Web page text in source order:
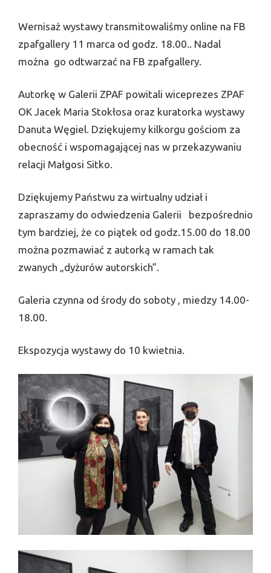
Wernisaż wystawy transmitowaliśmy online na FB
zpafgallery 11 marca od godz. 18.00.. Nadal
można go odtwarzać na FB zpafgallery.
Autorkę w Galerii ZPAF powitali wiceprezes ZPAF
OK Jacek Maria Stokłosa oraz kuratorka wystawy
Danuta Węgiel. Dziękujemy kilkorgu gościom za
obecność i wspomagającej nas w przekazywaniu
relacji Małgosi Sitko.
Dziękujemy Państwu za wirtualny udział i
zapraszamy do odwiedzenia Galerii bezpośrednio
tym bardziej, że co piątek od godz.15.00 do 18.00
można pozmawiać z autorką w ramach tak
zwanych „dyżurów autorskich”.
Galeria czynna od środy do soboty , miedzy 14.00-
18.00.
Ekspozycja wystawy do 10 kwietnia.